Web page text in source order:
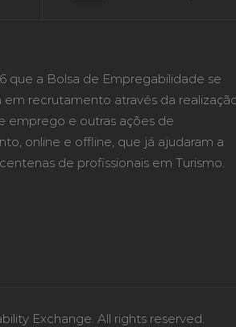
que a Bolsa de Empregabilidade se
em recrutamento através da
emprego e outras ações de
online e offline, que já ajudaram a
de profissionais em Turismo.
Exchange. All rights reserved.